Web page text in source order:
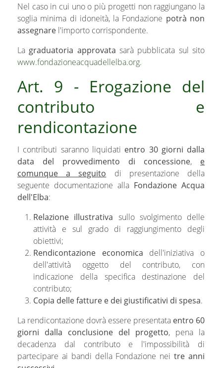
Nel caso in cui uno o più progetti non raggiungano la
soglia minima di idoneità, la Fondazione potrà non
assegnarel'importo corrispondente.
Lagraduatoria approvata sarà pubblicata sul sito
www.fondazioneacquadellelba.org.
Art. 9 - Erogazione del
contributo e
rendicontazione
I contributi saranno liquidati entro 30 giorni dalla
data del provvedimento di concessione, e
comunque a seguito di presentazione della
seguente documentazione alla Fondazione Acqua
dell'Elba:
Relazione illustrativa sullo svolgimento delle
attività e sul grado di raggiungimento degli
obiettivi;
Rendicontazione economica dell'iniziativa o
dell'attività oggetto del contributo, con
indicazione della specifica destinazione del
contributo;
Copia delle fatture e dei giustificativi di spesa.
La rendicontazione dovrà essere presentata entro 60
giorni dalla conclusione del progetto, pena la
decadenza dal contributo e l'impossibilità di
partecipare ai bandi della Fondazione neitre anni